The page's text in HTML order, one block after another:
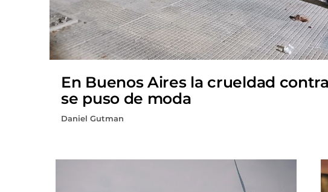
En Buenos Aires la crueldad
se puso de moda
Daniel Gutman